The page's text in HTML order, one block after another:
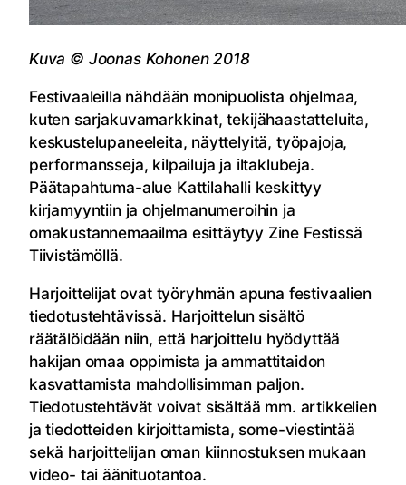
Kuva © Joonas Kohonen 2018
Festivaaleilla nähdään monipuolista ohjelmaa,
kuten sarjakuvamarkkinat, tekijähaastatteluita,
keskustelupaneeleita, näyttelyitä, työpajoja,
performansseja, kilpailuja ja iltaklubeja.
Päätapahtuma-alue Kattilahalli keskittyy
kirjamyyntiin ja ohjelmanumeroihin ja
omakustannemaailma esittäytyy Zine Festissä
Tiivistämöllä.
Harjoittelijat ovat työryhmän apuna festivaalien
tiedotustehtävissä. Harjoittelun sisältö
räätälöidään niin, että harjoittelu hyödyttää
hakijan omaa oppimista ja ammattitaidon
kasvattamista mahdollisimman paljon.
Tiedotustehtävät voivat sisältää mm. artikkelien
ja tiedotteiden kirjoittamista, some-viestintää
sekä harjoittelijan oman kiinnostuksen mukaan
video- tai äänituotantoa.